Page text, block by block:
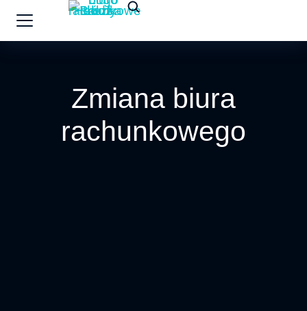
Zmiana biura
rachunkowego